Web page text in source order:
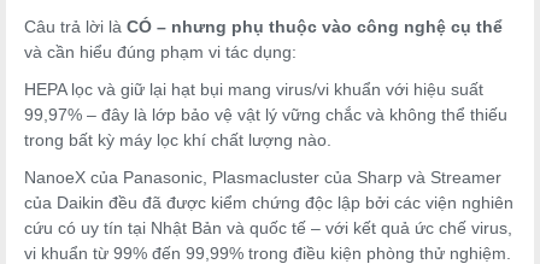
Câu trả lời là CÓ – nhưng phụ thuộc vào công nghệ cụ thể
và cần hiểu đúng phạm vi tác dụng:
HEPA lọc và giữ lại hạt bụi mang virus/vi khuẩn với hiệu suất
99,97% – đây là lớp bảo vệ vật lý vững chắc và không thể thiếu
trong bất kỳ máy lọc khí chất lượng nào.
NanoeX của Panasonic, Plasmacluster của Sharp và Streamer
của Daikin đều đã được kiểm chứng độc lập bởi các viện nghiên
cứu có uy tín tại Nhật Bản và quốc tế – với kết quả ức chế virus,
vi khuẩn từ 99% đến 99,99% trong điều kiện phòng thử nghiệm.